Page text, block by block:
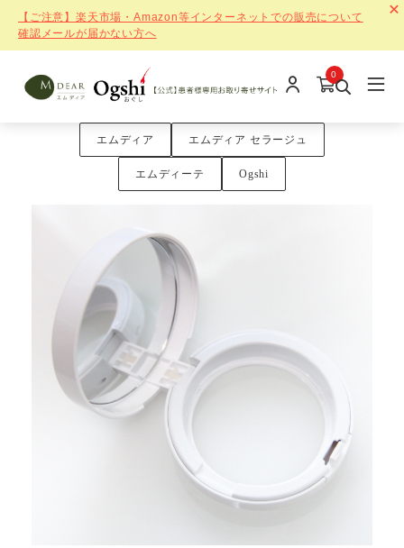
【ご注意】楽天市場・Amazon等インターネットでの販売について
確認メールが届かない方へ
0
エムディア エムディア セラージュ
エムディーテ Ogshi